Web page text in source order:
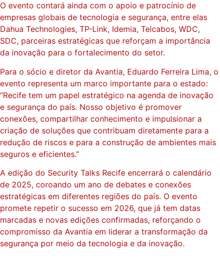
O evento contará ainda com o apoio e patrocínio de
empresas globais de tecnologia e segurança, entre elas
Dahua Technologies, TP-Link, Idemia, Telcabos, WDC,
SDC, parceiras estratégicas que reforçam a importância
da inovação para o fortalecimento do setor.
Para o sócio e diretor da Avantia, Eduardo Ferreira Lima, o
evento representa um marco importante para o estado:
“Recife tem um papel estratégico na agenda de inovação
e segurança do país. Nosso objetivo é promover
conexões, compartilhar conhecimento e impulsionar a
criação de soluções que contribuam diretamente para a
redução de riscos e para a construção de ambientes mais
seguros e eficientes.”
A edição do Security Talks Recife encerrará o calendário
de 2025, coroando um ano de debates e conexões
estratégicas em diferentes regiões do país. O evento
promete repetir o sucesso em 2026, que já tem datas
marcadas e novas edições confirmadas, reforçando o
compromisso da Avantia em liderar a transformação da
segurança por meio da tecnologia e da inovação.